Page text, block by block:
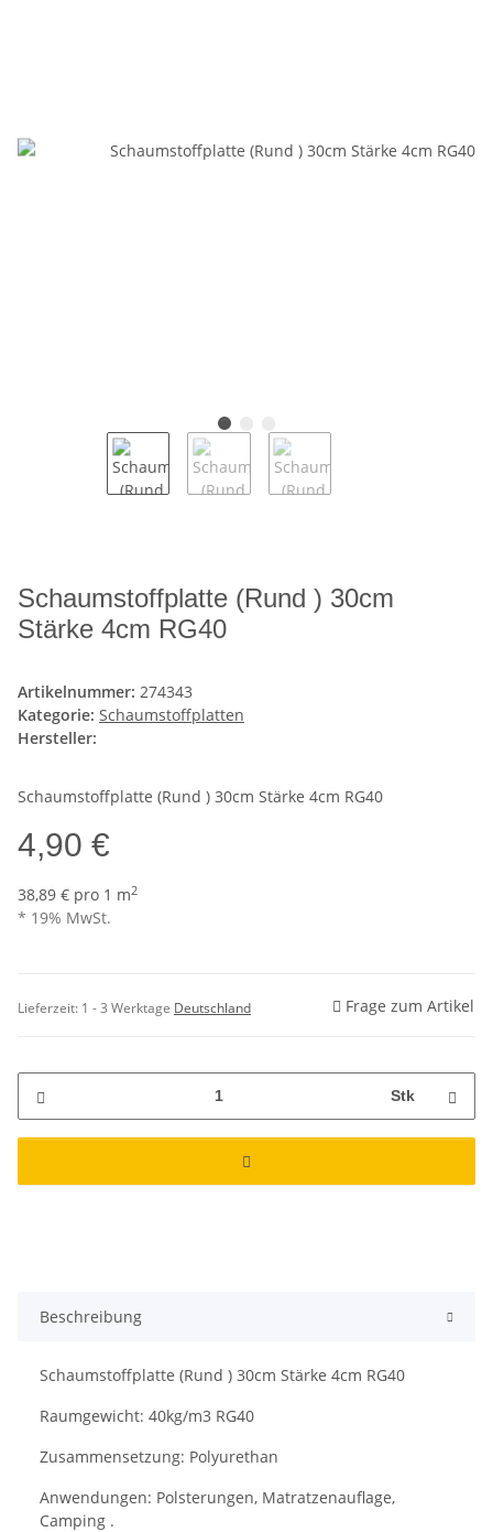
Schaumstoffplatte (Rund ) 30cm
Stärke 4cm RG40
Artikelnummer: 274343
Kategorie: Schaumstoffplatten
Hersteller:
Schaumstoffplatte (Rund ) 30cm Stärke 4cm RG40
4,90 €
38,89 € pro 1 m2
* 19% MwSt.
Lieferzeit: 1 - 3 Werktage Deutschland Frage zum Artikel
Stk
Beschreibung
Schaumstoffplatte (Rund ) 30cm Stärke 4cm RG40
Raumgewicht: 40kg/m3 RG40
Zusammensetzung: Polyurethan
Anwendungen: Polsterungen, Matratzenauflage,
Camping .